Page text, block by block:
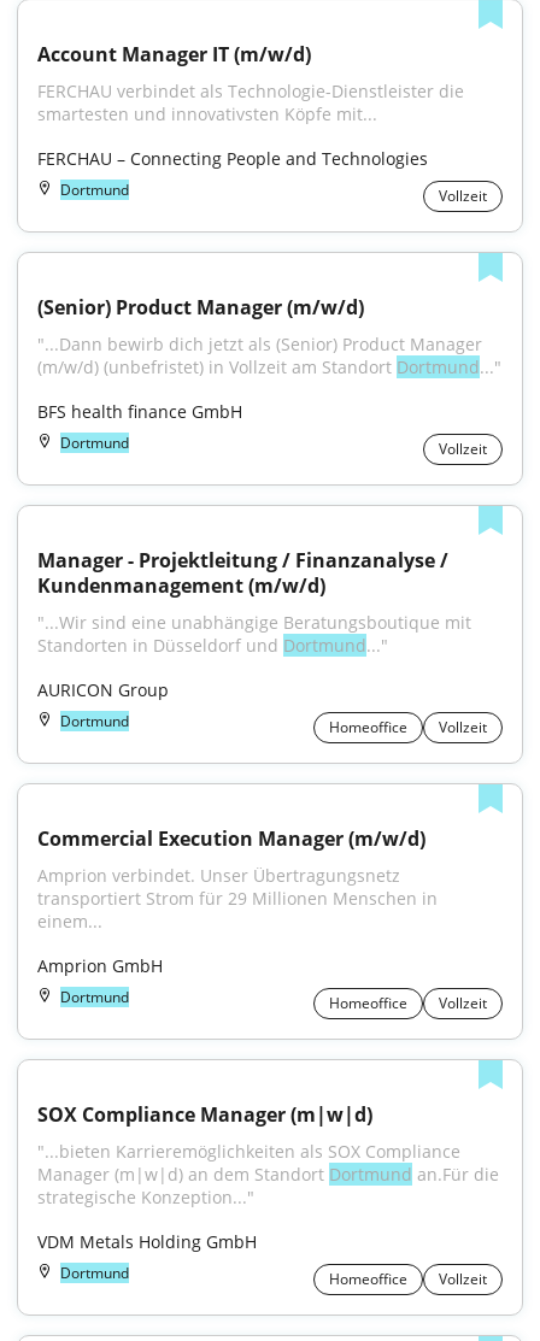
Account Manager IT (m/w/d)
FERCHAU verbindet als Technologie-Dienstleister die
smartesten und innovativsten Köpfe mit...
FERCHAU – Connecting People and Technologies
Dortmund Vollzeit
(Senior) Product Manager (m/w/d)
"...Dann bewirb dich jetzt als (Senior) Product Manager
(m/w/d) (unbefristet) in Vollzeit am Standort Dortmund..."
BFS health finance GmbH
Dortmund Vollzeit
Manager - Projektleitung / Finanzanalyse /
Kundenmanagement (m/w/d)
"...Wir sind eine unabhängige Beratungsboutique mit
Standorten in Düsseldorf und Dortmund..."
AURICON Group
Dortmund Homeoffice Vollzeit
Commercial Execution Manager (m/w/d)
Amprion verbindet. Unser Übertragungsnetz
transportiert Strom für 29 Millionen Menschen in
einem...
Amprion GmbH
Dortmund Homeoffice Vollzeit
SOX Compliance Manager (m|w|d)
"...bieten Karrieremöglichkeiten als SOX Compliance
Manager (m|w|d) an dem Standort Dortmund an.Für die
strategische Konzeption..."
VDM Metals Holding GmbH
Dortmund Homeoffice Vollzeit